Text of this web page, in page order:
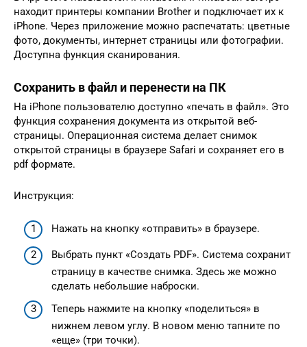
находит принтеры компании Brother и подключает их к
iPhone. Через приложение можно распечатать: цветные
фото, документы, интернет страницы или фотографии.
Доступна функция сканирования.
Сохранить в файл и перенести на ПК
На iPhone пользователю доступно «печать в файл». Это
функция сохранения документа из открытой веб-
страницы. Операционная система делает снимок
открытой страницы в браузере Safari и сохраняет его в
pdf формате.
Инструкция:
Нажать на кнопку «отправить» в браузере.
Выбрать пункт «Создать PDF». Система сохранит
страницу в качестве снимка. Здесь же можно
сделать небольшие наброски.
Теперь нажмите на кнопку «поделиться» в
нижнем левом углу. В новом меню тапните по
«еще» (три точки).